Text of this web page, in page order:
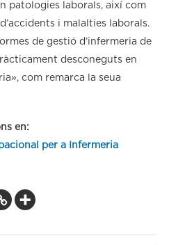
patologies laborals, així com
i malalties laborals.
de gestió d’infermeria de
desconeguts en
com remarca la seua
en:
per a Infermeria